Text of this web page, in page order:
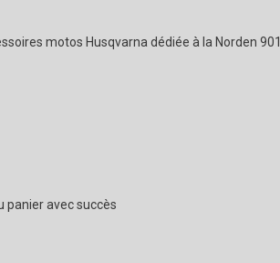
motos Husqvarna dédiée à la Norden 901
panier avec succès